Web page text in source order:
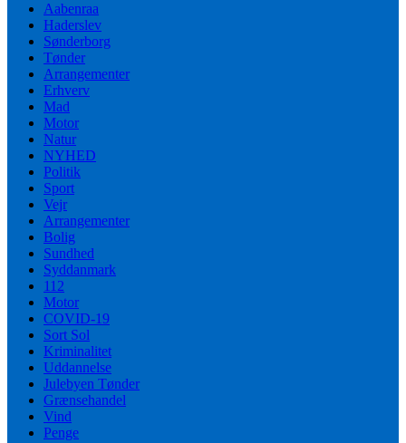
Aabenraa
Haderslev
Sønderborg
Tønder
Arrangementer
Erhverv
Mad
Motor
Natur
NYHED
Politik
Sport
Vejr
Arrangementer
Bolig
Sundhed
Syddanmark
112
Motor
COVID-19
Sort Sol
Kriminalitet
Uddannelse
Julebyen Tønder
Grænsehandel
Vind
Penge